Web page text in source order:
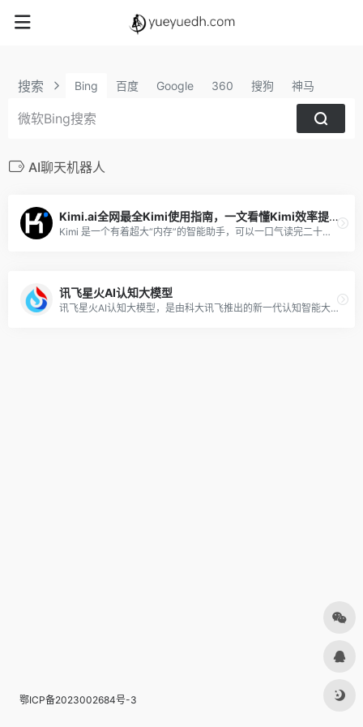
搜索 Bing 百度 Google 360 搜狗 神马
AI聊天机器人
Kimi.ai全网最全Kimi使用指南，一文看懂Kimi效率提升80%！
Kimi 是一个有着超大“内存”的智能助手，可以一口气读完二十万字的小说，还会上网冲浪，快来跟他聊聊吧 | Kimi.ai - Moonshot AI 出品的智能助手
讯飞星火AI认知大模型
讯飞星火AI认知大模型，是由科大讯飞推出的新一代认知智能大模型，拥有跨领域的知识和语言理解能力，能够基于自然对话方式理解与执行任务，提供语言理解、知识问答、逻辑推理、数学题解答、代码理解与编写等多种能力。
鄂ICP备2023002684号-3